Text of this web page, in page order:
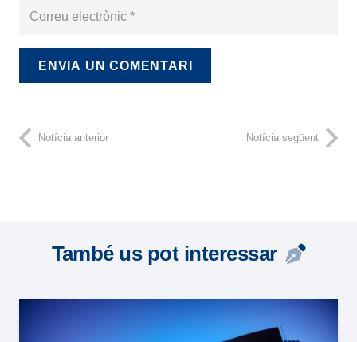
ENVIA UN COMENTARI
Notícia anterior Notícia següent
També us pot interessar